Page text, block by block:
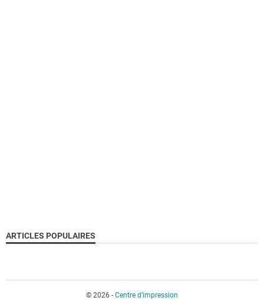
ARTICLES POPULAIRES
© 2026 - Centre d’impression